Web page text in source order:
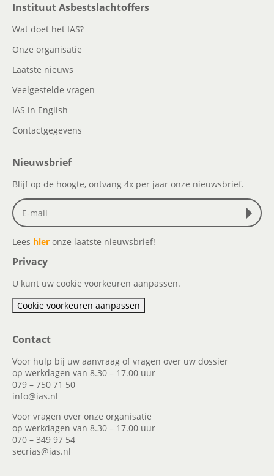
Zoeken
Instituut Asbestslachtoffers
Wat doet het IAS?
Onze organisatie
Laatste nieuws
Veelgestelde vragen
IAS in English
Contactgegevens
Nieuwsbrief
Blijf op de hoogte, ontvang 4x per jaar onze nieuwsbrief.
Lees hier onze laatste nieuwsbrief!
Privacy
U kunt uw cookie voorkeuren aanpassen.
Cookie voorkeuren aanpassen
Contact
Voor hulp bij uw aanvraag of vragen over uw dossier
op werkdagen van 8.30 – 17.00 uur
079 – 750 71 50
info@ias.nl
Voor vragen over onze organisatie
op werkdagen van 8.30 – 17.00 uur
070 – 349 97 54
secrias@ias.nl